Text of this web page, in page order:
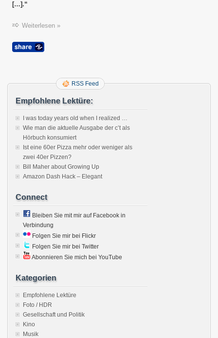
[…].“
Weiterlesen »
RSS Feed
Empfohlene Lektüre:
I was today years old when I realized …
Wie man die aktuelle Ausgabe der c’t als
Hörbuch konsumiert
Ist eine 60er Pizza mehr oder weniger als
zwei 40er Pizzen?
Bill Maher about Growing Up
Amazon Dash Hack – Elegant
Connect
Bleiben Sie mit mir auf Facebook in
Verbindung
Folgen Sie mir bei Flickr
Folgen Sie mir bei Twitter
Abonnieren Sie mich bei YouTube
Kategorien
Empfohlene Lektüre
Foto / HDR
Gesellschaft und Politik
Kino
Musik